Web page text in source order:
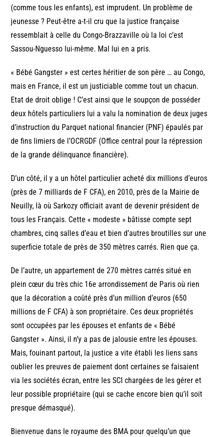
(comme tous les enfants), est imprudent. Un problème de
jeunesse ? Peut-être a-t-il cru que la justice française
ressemblait à celle du Congo-Brazzaville où la loi c’est
Sassou-Nguesso lui-même. Mal lui en a pris.
« Bébé Gangster » est certes héritier de son père … au Congo,
mais en France, il est un justiciable comme tout un chacun.
Etat de droit oblige ! C’est ainsi que le soupçon de posséder
deux hôtels particuliers lui a valu la nomination de deux juges
d’instruction du Parquet national financier (PNF) épaulés par
de fins limiers de l’OCRGDF (Office central pour la répression
de la grande délinquance financière).
D’un côté, il y a un hôtel particulier acheté dix millions d’euros
(près de 7 milliards de F CFA), en 2010, près de la Mairie de
Neuilly, là où Sarkozy officiait avant de devenir président de
tous les Français. Cette « modeste » bâtisse compte sept
chambres, cinq salles d’eau et bien d’autres broutilles sur une
superficie totale de près de 350 mètres carrés. Rien que ça.
De l’autre, un appartement de 270 mètres carrés situé en
plein cœur du très chic 16e arrondissement de Paris où rien
que la décoration a coûté près d’un million d’euros (650
millions de F CFA) à son propriétaire. Ces deux propriétés
sont occupées par les épouses et enfants de « Bébé
Gangster ». Ainsi, il n’y a pas de jalousie entre les épouses.
Mais, fouinant partout, la justice a vite établi les liens sans
oublier les preuves de paiement dont certaines se faisaient
via les sociétés écran, entre les SCI chargées de les gérer et
leur possible propriétaire (qui se cache encore bien qu’il soit
presque démasqué).
Bienvenue dans le royaume des BMA pour quelqu’un que